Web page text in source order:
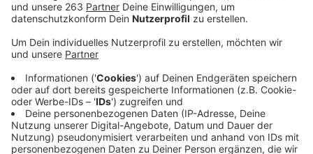
Es wird eine Bewährungsprobe für viele Familien:
Wegen des Corona-Virus werden die Schulen in NRW
ab Montag geschlossen. Die Schließung dauert
vorerst bis zum Beginn der Osterferien. Auch die Kitas
bleiben dicht, der Semesterbeginn an der Uni Siegen
wurde um zwei Wochen nach hinten verschoben. Der
Unterricht in den Schulen wird ab Montag ruhen. Damit
die Eltern Gelegenheit haben, sich auf diese Situation
einzustellen, können sie bis einschließlich Dienstag ihre